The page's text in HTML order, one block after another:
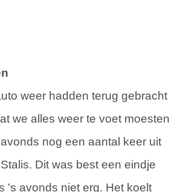
weer hadden terug gebracht
we alles weer te voet moesten
nog een aantal keer uit
Dit was best een eindje
's avonds niet erg. Het koelt